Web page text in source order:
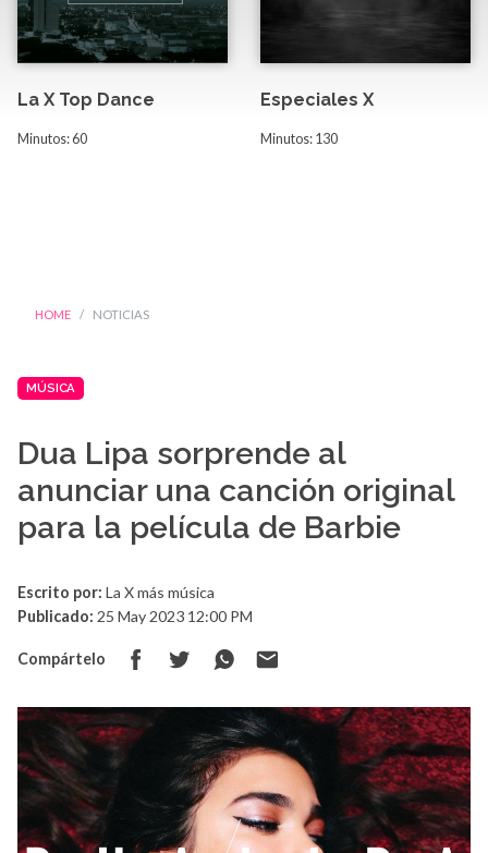
La X Top Dance
Minutos: 60
Especiales X
Minutos: 130
HOME NOTICIAS
MÚSICA
Dua Lipa sorprende al
anunciar una canción original
para la película de Barbie
Escrito por: La X más música
Publicado: 25 May 2023 12:00 PM
Compártelo